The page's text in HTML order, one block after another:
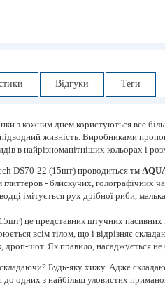
Відгуки Теги
з кожним днем ​​користуються все
живність. Виробниками
в найрізноманітніших кольорах і
DS70-22 (15шт) проводиться тм
глиттеров - блискучих,
імітується рух дрібної риби,
це представник штучних пасивних
всім тілом, що і відрізняє
дроп-шот. Як правило, насаджується
Будь-яку хижу. Адже
одних з найбільш уловистих